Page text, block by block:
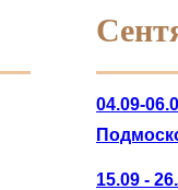
04.09-
15.09 -